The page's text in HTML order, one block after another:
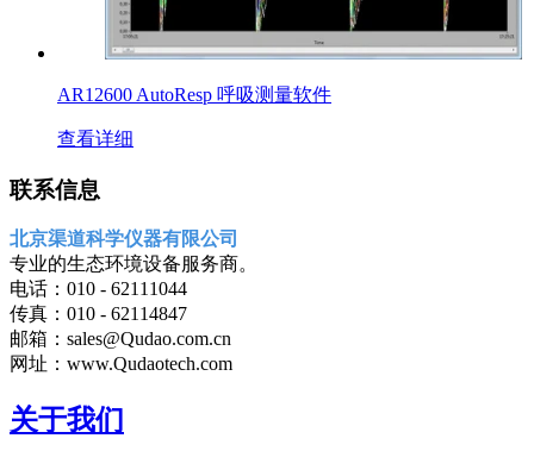
AR12600 AutoResp 呼吸测量软件
查看详细
联系信息
北京渠道科学仪器有限公司
专业的生态环境设备服务商。
电话：010 - 62111044
传真：010 - 62114847
邮箱：sales@Qudao.com.cn
网址：www.Qudaotech.com
关于我们